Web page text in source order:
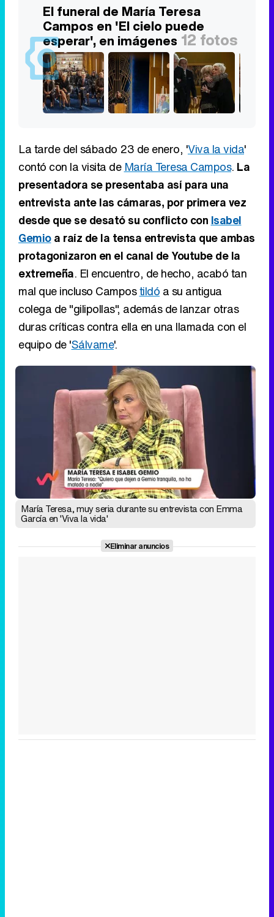
El funeral de María Teresa
Campos en 'El cielo puede
esperar', en imágenes 12 fotos
La tarde del sábado 23 de enero, 'Viva la vida'
contó con la visita de María Teresa Campos. La
presentadora se presentaba así para una
entrevista ante las cámaras, por primera vez
desde que se desató su conflicto con Isabel
Gemioa raíz de la tensa entrevista que ambas
protagonizaron en el canal de Youtube de la
extremeña. El encuentro, de hecho, acabó tan
mal que incluso Campostildó a su antigua
colega de "gilipollas", además de lanzar otras
duras críticas contra ella en una llamada con el
equipo de 'Sálvame'.
María Teresa, muy seria durante su entrevista con Emma
García en 'Viva la vida'
Eliminar anuncios